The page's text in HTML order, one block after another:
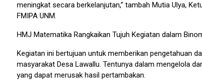
meningkat secara berkelanjutan,” tambah Mutia Ulya,
FMIPA UNM.
HMJ Matematika Rangkaikan Tujuh Kegiatan dalam
Kegiatan ini bertujuan untuk memberikan pengetahuan
masyarakat Desa Lawallu. Tentunya dalam mengelola
yang dapat merusak hasil pertambakan.